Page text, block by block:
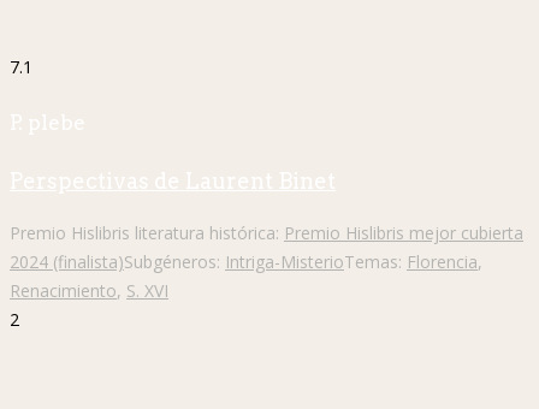
7.1
P. plebe
Perspectivas de Laurent Binet
Premio Hislibris literatura histórica: Premio Hislibris mejor cubierta
2024 (finalista)Subgéneros: Intriga-MisterioTemas: Florencia,
Renacimiento, S. XVI
2